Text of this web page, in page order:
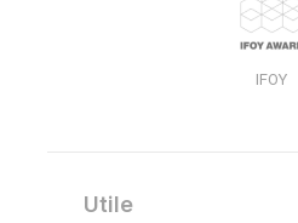
IFOY
Utile